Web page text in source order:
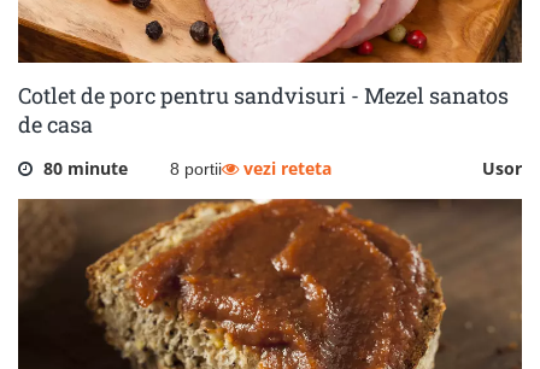
Cotlet de porc pentru sandvisuri - Mezel sanatos
de casa
80 minute 8 portii Usor
vezi reteta